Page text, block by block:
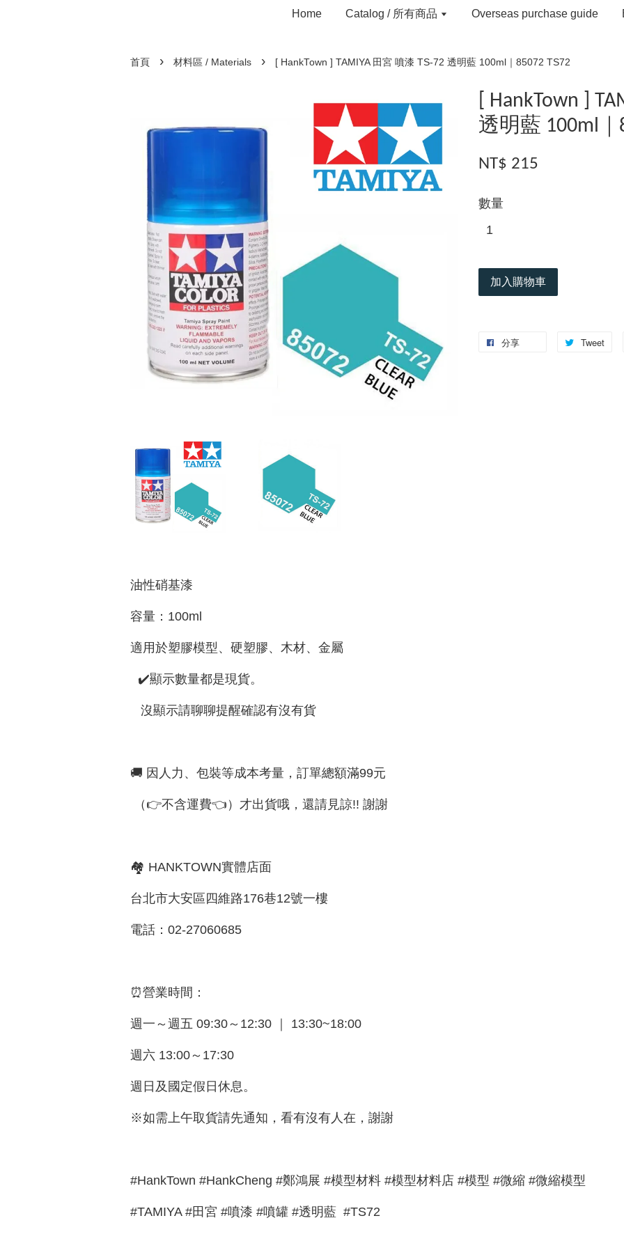
Home Catalog / 所有商品 Overseas purchase guide
首頁 › 材料區 / Materials › [ HankTown ] TAMIYA 田宮 噴漆 TS-72 透明藍 100ml｜85072 TS72
[ HankTown ]
透明藍 100ml｜
NT$ 215
數量
加入購物車
分享 Tweet
油性硝基漆
容量：100ml
適用於塑膠模型、硬塑膠、木材、金屬
✔️顯示數量都是現貨。
沒顯示請聊聊提醒確認有沒有貨
🚚 因人力、包裝等成本考量，訂單總額滿99元
（👉不含運費👈）才出貨哦，還請見諒!! 謝謝
🏘 HANKTOWN實體店面
台北市大安區四維路176巷12號一樓
電話：02-27060685
⏰營業時間：
週一～週五 09:30～12:30 ｜ 13:30~18:00
週六 13:00～17:30
週日及國定假日休息。
※如需上午取貨請先通知，看有沒有人在，謝謝
#HankTown #HankCheng #鄭鴻展 #模型材料 #模型材料店 #模型 #微縮 #微縮模型
#TAMIYA #田宮 #噴漆 #噴罐 #透明藍 #TS72